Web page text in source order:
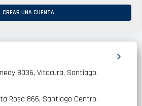
CREAR UNA CUENTA
8036, Vitacura, Santiago.
Rosa 866, Santiago Centro.